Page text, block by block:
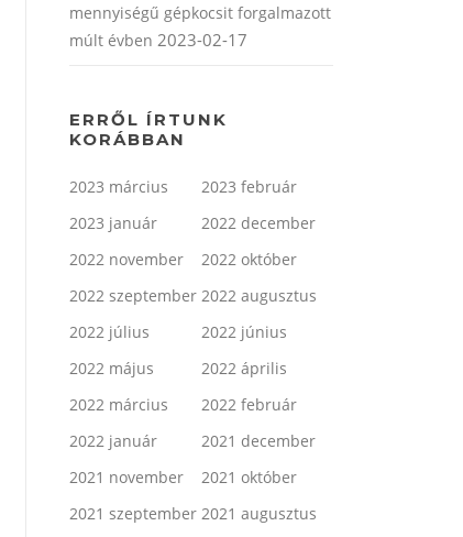
mennyiségű gépkocsit forgalmazott
múlt évben 2023-02-17
ERRŐL ÍRTUNK
KORÁBBAN
2023 március
2023 február
2023 január
2022 december
2022 november
2022 október
2022 szeptember 2022 augusztus
2022 július
2022 június
2022 május
2022 április
2022 március
2022 február
2022 január
2021 december
2021 november
2021 október
2021 szeptember 2021 augusztus